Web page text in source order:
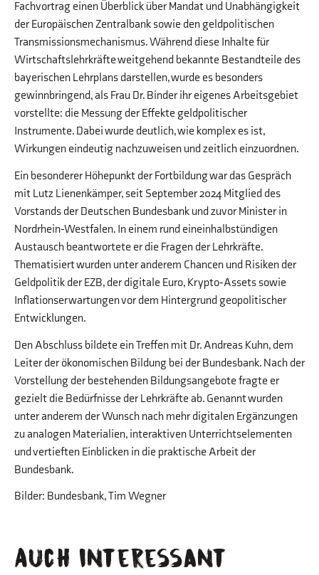
Fachvortrag einen Überblick über Mandat und Unabhängigkeit
der Europäischen Zentralbank sowie den geldpolitischen
Transmissionsmechanismus. Während diese Inhalte für
Wirtschaftslehrkräfte weitgehend bekannte Bestandteile des
bayerischen Lehrplans darstellen, wurde es besonders
gewinnbringend, als Frau Dr. Binder ihr eigenes Arbeitsgebiet
vorstellte: die Messung der Effekte geldpolitischer
Instrumente. Dabei wurde deutlich, wie komplex es ist,
Wirkungen eindeutig nachzuweisen und zeitlich einzuordnen.
Ein besonderer Höhepunkt der Fortbildung war das Gespräch
mit Lutz Lienenkämper, seit September 2024 Mitglied des
Vorstands der Deutschen Bundesbank und zuvor Minister in
Nordrhein-Westfalen. In einem rund eineinhalbstündigen
Austausch beantwortete er die Fragen der Lehrkräfte.
Thematisiert wurden unter anderem Chancen und Risiken der
Geldpolitik der EZB, der digitale Euro, Krypto-Assets sowie
Inflationserwartungen vor dem Hintergrund geopolitischer
Entwicklungen.
Den Abschluss bildete ein Treffen mit Dr. Andreas Kuhn, dem
Leiter der ökonomischen Bildung bei der Bundesbank. Nach der
Vorstellung der bestehenden Bildungsangebote fragte er
gezielt die Bedürfnisse der Lehrkräfte ab. Genannt wurden
unter anderem der Wunsch nach mehr digitalen Ergänzungen
zu analogen Materialien, interaktiven Unterrichtselementen
und vertieften Einblicken in die praktische Arbeit der
Bundesbank.
Bilder: Bundesbank, Tim Wegner
Auch interessant